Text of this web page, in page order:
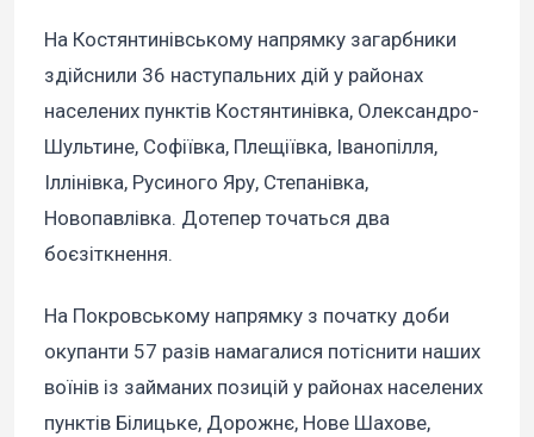
На Костянтинівському напрямку загарбники
здійснили 36 наступальних дій у районах
населених пунктів Костянтинівка, Олександро-
Шультине, Софіївка, Плещіївка, Іванопілля,
Іллінівка, Русиного Яру, Степанівка,
Новопавлівка. Дотепер точаться два
боєзіткнення.
На Покровському напрямку з початку доби
окупанти 57 разів намагалися потіснити наших
воїнів із займаних позицій у районах населених
пунктів Білицьке, Дорожнє, Нове Шахове,